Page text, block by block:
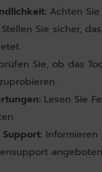
Achten
Stellen Sie sicher,
Sie, ob das
Lesen Sie